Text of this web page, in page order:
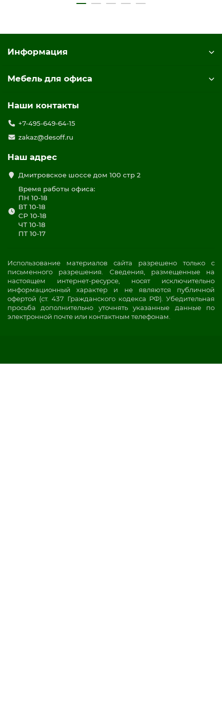
Информация
Мебель для офиса
Наши контакты
+7-495-649-64-15
zakaz@desoff.ru
Наш адрес
Дмитровское шоссе дом 100 стр 2
Время работы офиса:
ПН 10-18
ВТ 10-18
СР 10-18
ЧТ 10-18
ПТ 10-17
Использование материалов сайта разрешено только с
письменного разрешения. Сведения, размещенные на
настоящем интернет-ресурсе, носят исключительно
информационный характер и не являются публичной
офертой (ст. 437 Гражданского кодекса РФ). Убедительная
просьба дополнительно уточнять указанные данные по
электронной почте или контактным телефонам.